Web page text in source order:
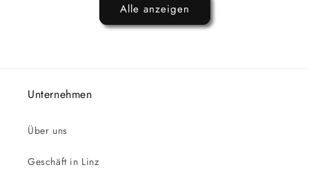
Alle anzeigen
Unternehmen
Über uns
Geschäft in Linz